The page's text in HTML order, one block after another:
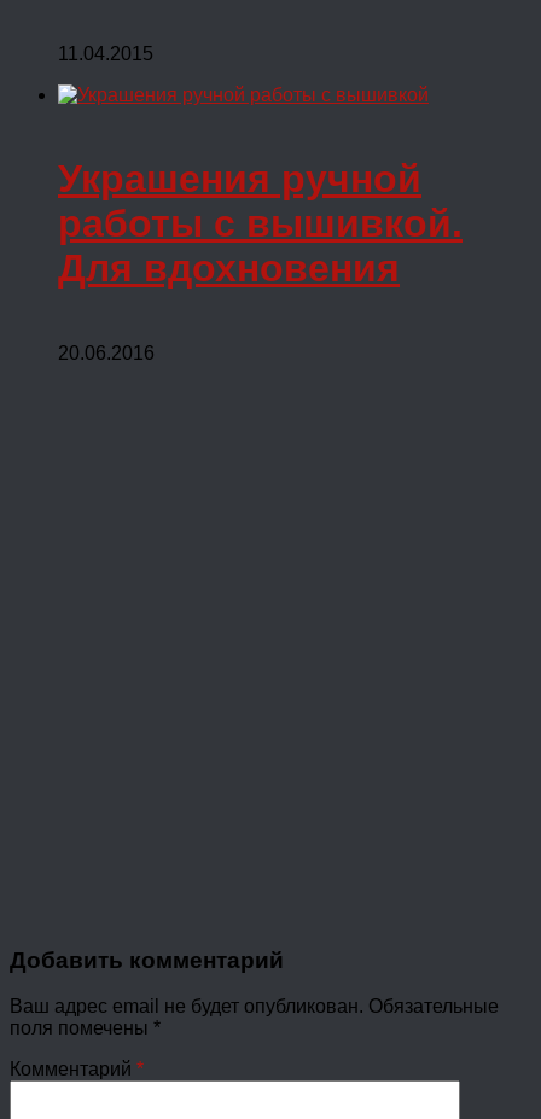
11.04.2015
Украшения ручной
работы с вышивкой.
Для вдохновения
20.06.2016
Добавить комментарий
Ваш адрес email не будет опубликован. Обязательные
поля помечены *
Комментарий *